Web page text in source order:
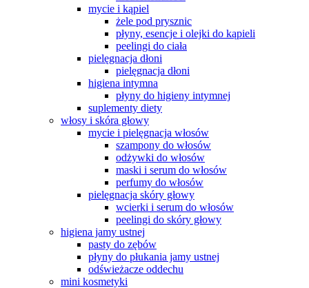
mycie i kąpiel
żele pod prysznic
płyny, esencje i olejki do kąpieli
peelingi do ciała
pielęgnacja dłoni
pielęgnacja dłoni
higiena intymna
płyny do higieny intymnej
suplementy diety
włosy i skóra głowy
mycie i pielęgnacja włosów
szampony do włosów
odżywki do włosów
maski i serum do włosów
perfumy do włosów
pielęgnacja skóry głowy
wcierki i serum do włosów
peelingi do skóry głowy
higiena jamy ustnej
pasty do zębów
płyny do płukania jamy ustnej
odświeżacze oddechu
mini kosmetyki